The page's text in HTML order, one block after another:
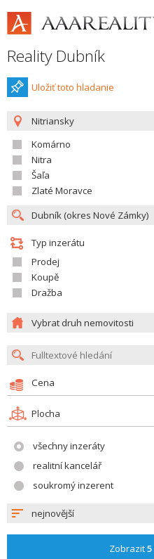
Reality Dubník
Uložiť toto hladanie
Nitriansky
Komárno
Nitra
Šaľa
Zlaté Moravce
Typ inzerátu
Prodej
Koupě
Dražba
Vybrat druh nemovitosti
Cena
Plocha
všechny inzeráty
realitní kancelář
soukromý inzerent
nejnovější
Zobrazit5